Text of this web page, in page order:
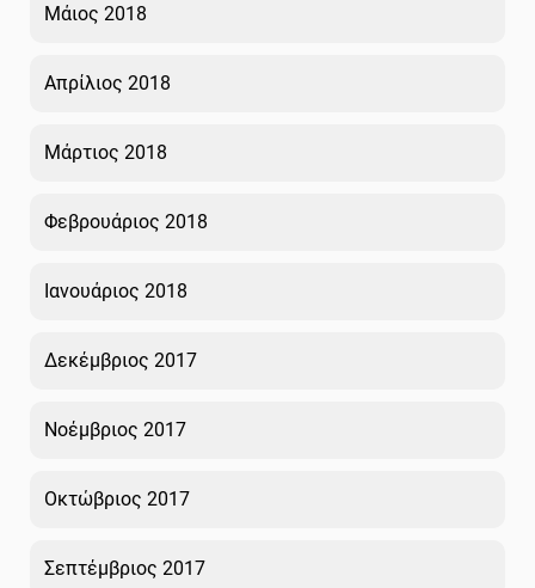
Μάιος 2018
Απρίλιος 2018
Μάρτιος 2018
Φεβρουάριος 2018
Ιανουάριος 2018
Δεκέμβριος 2017
Νοέμβριος 2017
Οκτώβριος 2017
Σεπτέμβριος 2017